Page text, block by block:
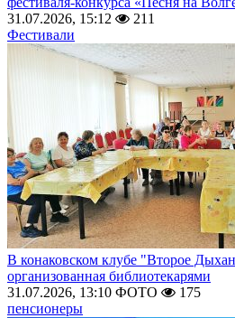
31.07.2026, 15:12
211
Фестивали
В конаковском клубе "Второе
организованная библиотекарями
31.07.2026, 13:10 ФОТО
175
пенсионеры